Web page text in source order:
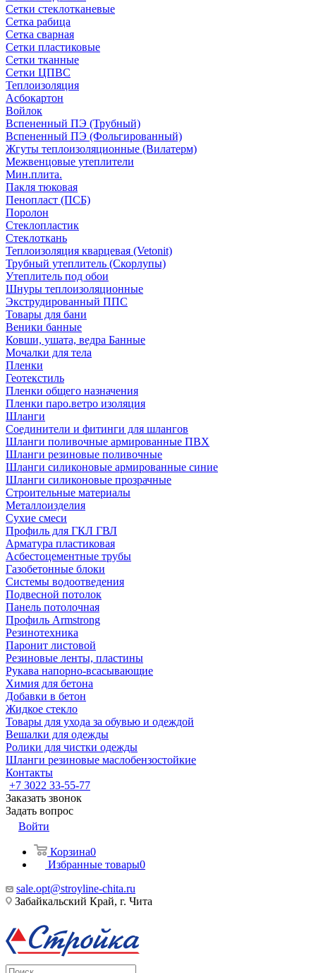
Сетки стеклотканевые
Сетка рабица
Сетка сварная
Сетки пластиковые
Сетки тканные
Сетки ЦПВС
Теплоизоляция
Асбокартон
Войлок
Вспененный ПЭ (Трубный)
Вспененный ПЭ (Фольгированный)
Жгуты теплоизоляционные (Вилатерм)
Межвенцовые утеплители
Мин.плита.
Пакля тюковая
Пенопласт (ПСБ)
Поролон
Стеклопластик
Стеклоткань
Теплоизоляция кварцевая (Vetonit)
Трубный утеплитель (Скорлупы)
Утеплитель под обои
Шнуры теплоизоляционные
Экструдированный ППС
Товары для бани
Веники банные
Ковши, ушата, ведра Банные
Мочалки для тела
Пленки
Геотекстиль
Пленки общего назначения
Пленки паро.ветро изоляция
Шланги
Соединители и фитинги для шлангов
Шланги поливочные армированные ПВХ
Шланги резиновые поливочные
Шланги силиконовые армированные синие
Шланги силиконовые прозрачные
Строительные материалы
Металлоизделия
Сухие смеси
Профиль для ГКЛ ГВЛ
Арматура пластиковая
Асбестоцементные трубы
Газобетонные блоки
Системы водоотведения
Подвесной потолок
Панель потолочная
Профиль Armstrong
Резинотехника
Паронит листовой
Резиновые ленты, пластины
Рукава напорно-всасывающие
Химия для бетона
Добавки в бетон
Жидкое стекло
Товары для ухода за обувью и одеждой
Вешалки для одежды
Ролики для чистки одежды
Шланги резиновые маслобензостойкие
Контакты
+7 3022 33-55-77
Заказать звонок
Задать вопрос
Войти
Корзина0
Избранные товары0
sale.opt@stroyline-chita.ru
Забайкальский Край, г. Чита